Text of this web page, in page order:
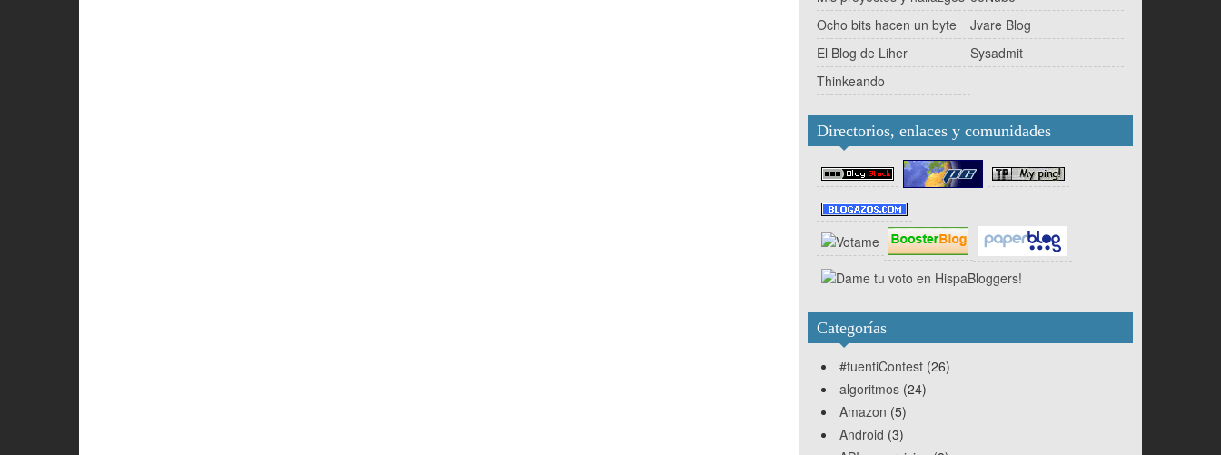
Ocho bits hacen un byte
Jvare Blog
El Blog de Liher
Sysadmit
Thinkeando
Directorios, enlaces y comunidades
Categorías
#tuentiContest (26)
algoritmos (24)
Amazon (5)
Android (3)